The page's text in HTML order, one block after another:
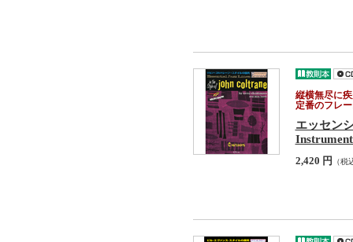
縦横無尽に
定番のフレ
エッセン
2,420 円 （税